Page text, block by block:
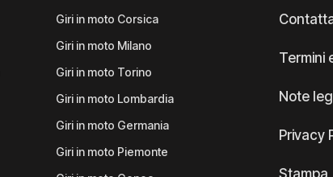
Giri in moto Corsica
Giri in moto Milano
Giri in moto Torino
Giri in moto Lombardia
Giri in moto Germania
Giri in moto Piemonte
Termini
Note
Privacy
Stampa